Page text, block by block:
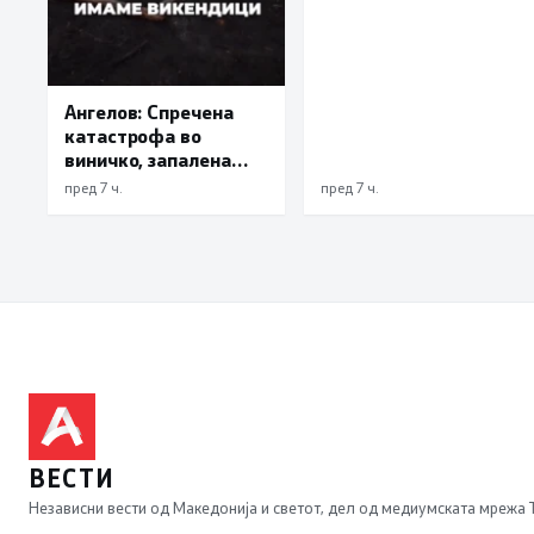
Ангелов: Спречена
катастрофа во
виничко, запалена
трева при сечење со
пред 7 ч. пред 7 ч.
ВЕСТИ
Независни вести од Македонија и светот, дел од медиумската